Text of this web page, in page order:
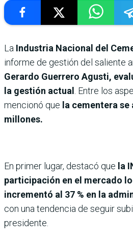
La Industria Nacional del
informe de gestión del saliente
Gerardo Guerrero Agusti,
la gestión actual . Entre los
mencionó que la cementera se
millones.
En primer lugar, destacó que la
participación en el mercado
incrementó al 37 % en la
con una tendencia de seguir
presidente.